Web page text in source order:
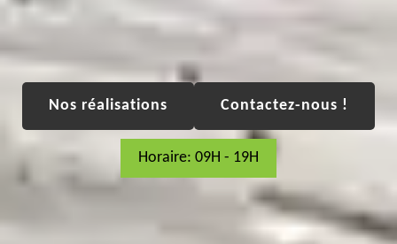
Nos réalisations Contactez-nous !
Horaire: 09H - 19H